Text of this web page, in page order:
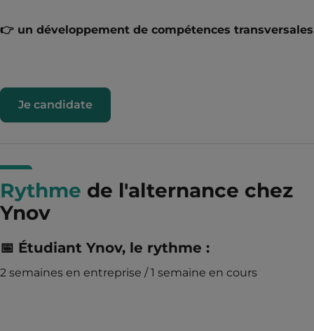
👉 un développement de compétences transversales
Je candidate
Rythme de l'alternance chez
Ynov
📅 Étudiant Ynov, le rythme :
2 semaines en entreprise / 1 semaine en cours